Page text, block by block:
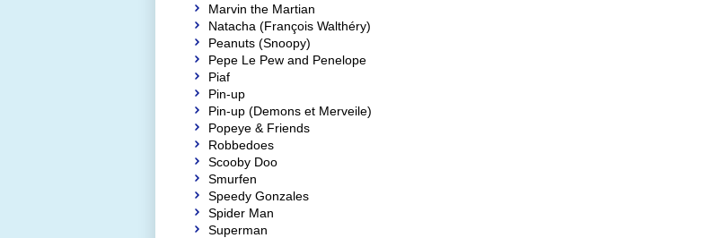
Marvin the Martian
Natacha (François Walthéry)
Peanuts (Snoopy)
Pepe Le Pew and Penelope
Piaf
Pin-up
Pin-up (Demons et Merveile)
Popeye & Friends
Robbedoes
Scooby Doo
Smurfen
Speedy Gonzales
Spider Man
Superman